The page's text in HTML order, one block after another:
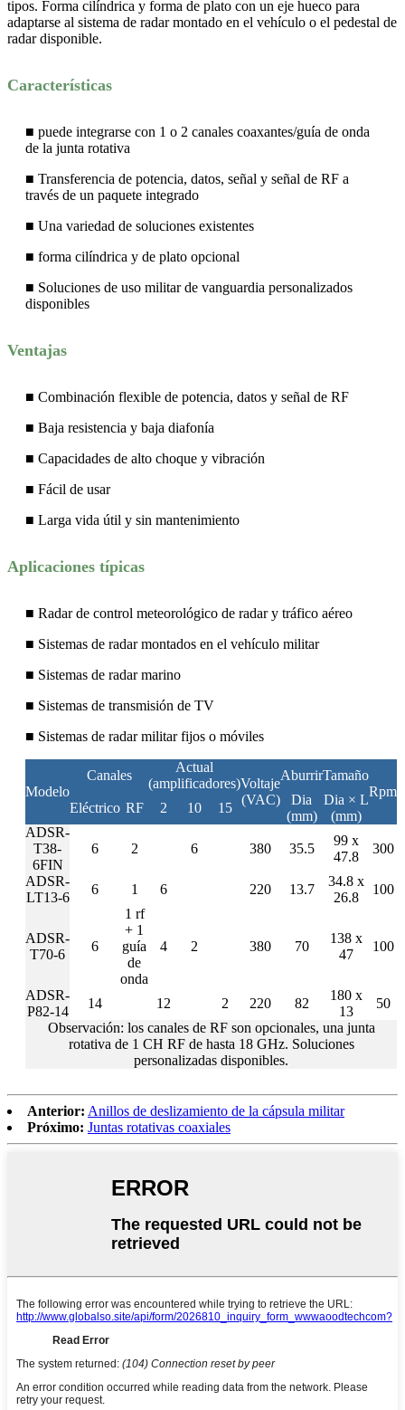
tipos. Forma cilíndrica y forma de plato con un eje hueco para
adaptarse al sistema de radar montado en el vehículo o el pedestal de
radar disponible.
Características
■ puede integrarse con 1 o 2 canales coaxantes/guía de onda
de la junta rotativa
■ Transferencia de potencia, datos, señal y señal de RF a
través de un paquete integrado
■ Una variedad de soluciones existentes
■ forma cilíndrica y de plato opcional
■ Soluciones de uso militar de vanguardia personalizados
disponibles
Ventajas
■ Combinación flexible de potencia, datos y señal de RF
■ Baja resistencia y baja diafonía
■ Capacidades de alto choque y vibración
■ Fácil de usar
■ Larga vida útil y sin mantenimiento
Aplicaciones típicas
■ Radar de control meteorológico de radar y tráfico aéreo
■ Sistemas de radar montados en el vehículo militar
■ Sistemas de radar marino
■ Sistemas de transmisión de TV
■ Sistemas de radar militar fijos o móviles
Modelo
Canales
Actual
(amplificadores)Voltaje
(VAC)
AburrirTamaño
Rpm
Eléctrico RF 2 10 15
Dia
(mm)
Dia × L
(mm)
ADSR-
T38-
6FIN
6 2 6 380 35.5
99 x
47.8
300
ADSR-
LT13-6
6 1 6 220 13.7
34.8 x
26.8
100
ADSR-
T70-6
6
1 rf
+ 1
guía
de
onda
4 2 380 70
138 x
47
100
ADSR-
P82-14
14 12 2 220 82
180 x
13
50
Observación: los canales de RF son opcionales, una junta
rotativa de 1 CH RF de hasta 18 GHz. Soluciones
personalizadas disponibles.
Anterior: Anillos de deslizamiento de la cápsula militar
Próximo: Juntas rotativas coaxiales